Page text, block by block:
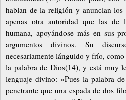
hablan de la religión y anuncian
apenas otra autoridad que las
humana, apoyándose más en sus
argumentos divinos. Su
necesariamente lánguido y frío,
la palabra de Dios(14), y está muy
lenguaje divino: «Pues la palabra
penetrante que una espada de dos